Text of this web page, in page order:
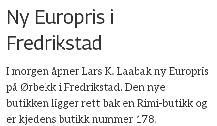
Ny Europris i
Fredrikstad
I morgen åpner Lars K. Laabak ny Europris
på Ørbekk i Fredrikstad. Den nye
butikken ligger rett bak en Rimi-butikk og
er kjedens butikk nummer 178.